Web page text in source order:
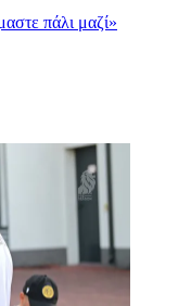
πάλι μαζί»